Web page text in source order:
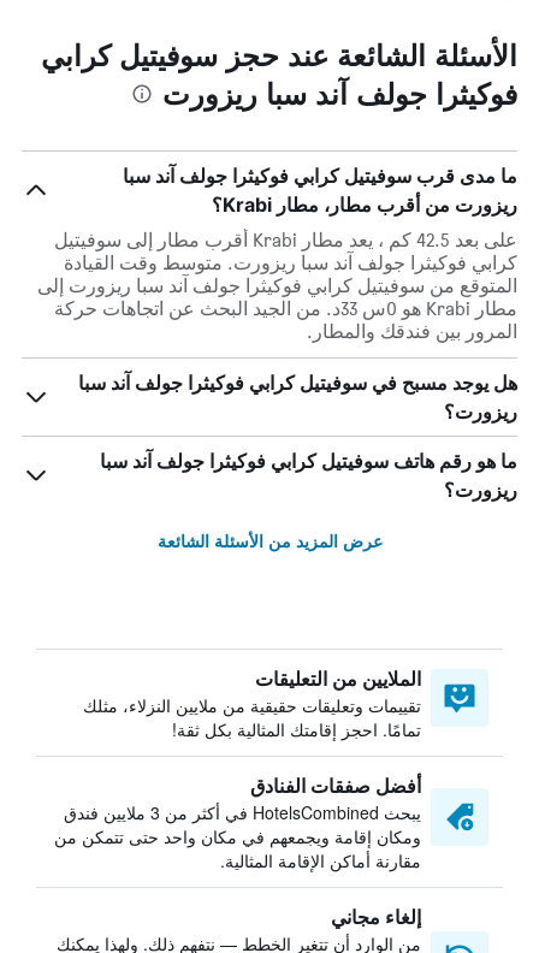
الأسئلة الشائعة عند حجز سوفيتيل كرابي
فوكيثرا جولف آند سبا ريزورت
ما مدى قرب سوفيتيل كرابي فوكيثرا جولف آند سبا
ريزورت من أقرب مطار، مطار Krabi؟
على بعد 42.5 كم ، يعد مطار Krabi أقرب مطار إلى سوفيتيل
كرابي فوكيثرا جولف آند سبا ريزورت. متوسط وقت القيادة
المتوقع من سوفيتيل كرابي فوكيثرا جولف آند سبا ريزورت إلى
مطار Krabi هو 0س 33د. من الجيد البحث عن اتجاهات حركة
المرور بين فندقك والمطار.
هل يوجد مسبح في سوفيتيل كرابي فوكيثرا جولف آند سبا
ريزورت؟
ما هو رقم هاتف سوفيتيل كرابي فوكيثرا جولف آند سبا
ريزورت؟
عرض المزيد من الأسئلة الشائعة
الملايين من التعليقات
تقييمات وتعليقات حقيقية من ملايين النزلاء، مثلك
تمامًا. احجز إقامتك المثالية بكل ثقة!
أفضل صفقات الفنادق
يبحث HotelsCombined في أكثر من 3 ملايين فندق
ومكان إقامة ويجمعهم في مكان واحد حتى تتمكن من
مقارنة أماكن الإقامة المثالية.
إلغاء مجاني
من الوارد أن تتغير الخطط — نتفهم ذلك. ولهذا يمكنك